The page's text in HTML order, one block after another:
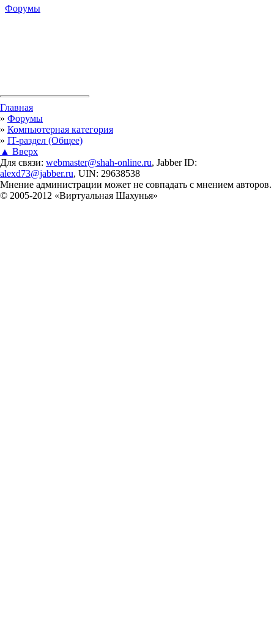
Форумы
Вы здесь
Главная
» Форумы
» Компьютерная категория
» IT-раздел (Общее)
▲ Вверх
Для связи: webmaster@shah-online.ru, Jabber ID:
alexd73@jabber.ru, UIN: 29638538
Мнение администрации может не совпадать с мнением авторов.
© 2005-2012 «Виртуальная Шахунья»